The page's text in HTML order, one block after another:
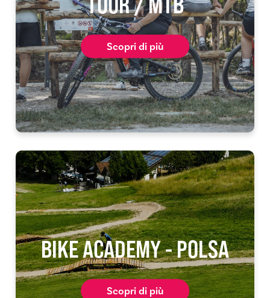
Scopri di più
BIKE ACADEMY - POLSA
Scopri di più